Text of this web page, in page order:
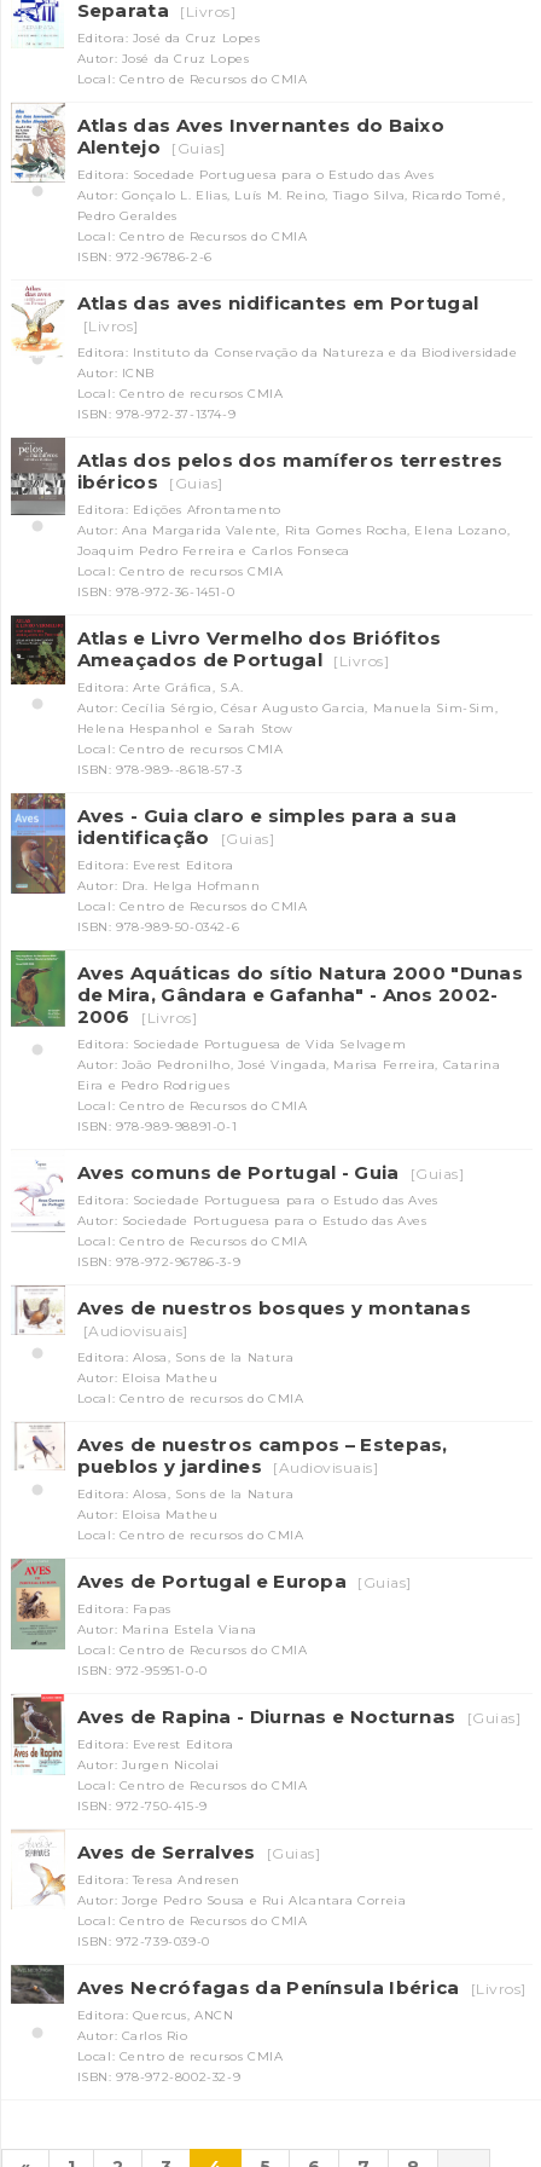
Separata
[Livros]
Editora: José da Cruz Lopes
Autor: José da Cruz Lopes
Local: Centro de Recursos do CMIA
Atlas das Aves Invernantes do Baixo
Alentejo
[Guias]
Editora: Socedade Portuguesa para o Estudo das Aves
Autor: Gonçalo L. Elias, Luís M. Reino, Tiago Silva, Ricardo Tomé,
Pedro Geraldes
Local: Centro de Recursos do CMIA
ISBN: 972-96786-2-6
Atlas das aves nidificantes em Portugal
[Livros]
Editora: Instituto da Conservação da Natureza e da Biodiversidade
Autor: ICNB
Local: Centro de recursos CMIA
ISBN: 978-972-37-1374-9
Atlas dos pelos dos mamíferos terrestres
ibéricos
[Guias]
Editora: Edições Afrontamento
Autor: Ana Margarida Valente, Rita Gomes Rocha, Elena Lozano,
Joaquim Pedro Ferreira e Carlos Fonseca
Local: Centro de recursos CMIA
ISBN: 978-972-36-1451-0
Atlas e Livro Vermelho dos Briófitos
Ameaçados de Portugal
[Livros]
Editora: Arte Gráfica, S.A.
Autor: Cecília Sérgio, César Augusto Garcia, Manuela Sim-Sim,
Helena Hespanhol e Sarah Stow
Local: Centro de recursos CMIA
ISBN: 978-989--8618-57-3
Aves - Guia claro e simples para a sua
identificação
[Guias]
Editora: Everest Editora
Autor: Dra. Helga Hofmann
Local: Centro de Recursos do CMIA
ISBN: 978-989-50-0342-6
Aves Aquáticas do sítio Natura 2000 "Dunas
de Mira, Gândara e Gafanha" - Anos 2002-
2006
[Livros]
Editora: Sociedade Portuguesa de Vida Selvagem
Autor: João Pedronilho, José Vingada, Marisa Ferreira, Catarina
Eira e Pedro Rodrigues
Local: Centro de Recursos do CMIA
ISBN: 978-989-98891-0-1
Aves comuns de Portugal - Guia [Guias]
Editora: Sociedade Portuguesa para o Estudo das Aves
Autor: Sociedade Portuguesa para o Estudo das Aves
Local: Centro de Recursos do CMIA
ISBN: 978-972-96786-3-9
Aves de nuestros bosques y montanas
[Audiovisuais]
Editora: Alosa, Sons de la Natura
Autor: Eloisa Matheu
Local: Centro de recursos do CMIA
Aves de nuestros campos – Estepas,
pueblos y jardines
[Audiovisuais]
Editora: Alosa, Sons de la Natura
Autor: Eloisa Matheu
Local: Centro de recursos do CMIA
Aves de Portugal e Europa [Guias]
Editora: Fapas
Autor: Marina Estela Viana
Local: Centro de Recursos do CMIA
ISBN: 972-95951-0-0
Aves de Rapina - Diurnas e Nocturnas [Guias]
Editora: Everest Editora
Autor: Jurgen Nicolai
Local: Centro de Recursos do CMIA
ISBN: 972-750-415-9
Aves de Serralves [Guias]
Editora: Teresa Andresen
Autor: Jorge Pedro Sousa e Rui Alcantara Correia
Local: Centro de Recursos do CMIA
ISBN: 972-739-039-0
Aves Necrófagas da Península Ibérica [Livros]
Editora: Quercus, ANCN
Autor: Carlos Rio
Local: Centro de recursos CMIA
ISBN: 978-972-8002-32-9